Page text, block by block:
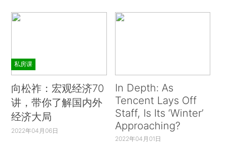
私房课
向松祚：宏观经济70
讲，带你了解国内外
经济大局
2022年04月06日
In Depth: As
Tencent Lays Off
Staff, Is Its ‘Winter’
Approaching?
2022年04月01日